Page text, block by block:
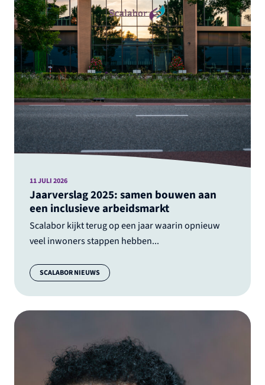
Jaarverslag 2025: samen bouwen aan
een inclusieve arbeidsmarkt
Scalabor kijkt terug op een jaar waarin opnieuw
veel inwoners stappen hebben...
11 JULI 2026
Categorie:
SCALABOR NIEUWS